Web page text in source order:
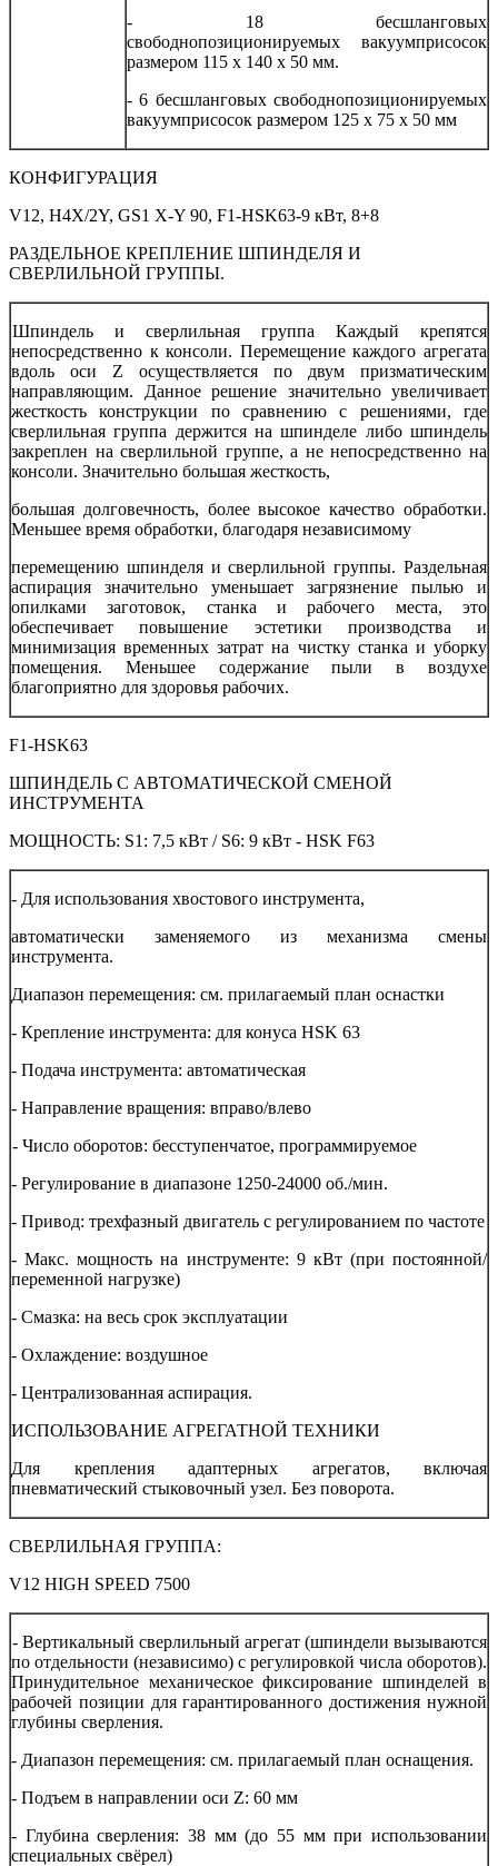
- 18 бесшланговых
свободнопозиционируемых вакуумприсосок
размером 115 х 140 х 50 мм.
- 6 бесшланговых свободнопозиционируемых
вакуумприсосок размером 125 х 75 х 50 мм
КОНФИГУРАЦИЯ
V12, H4Х/2Y, GS1 Х-Y 90, F1-HSK63-9 кВт, 8+8
РАЗДЕЛЬНОЕ КРЕПЛЕНИЕ ШПИНДЕЛЯ И
СВЕРЛИЛЬНОЙ ГРУППЫ.
Шпиндель и сверлильная группа Каждый крепятся
непосредственно к консоли. Перемещение каждого агрегата
вдоль оси Z осуществляется по двум призматическим
направляющим. Данное решение значительно увеличивает
жесткость конструкции по сравнению с решениями, где
сверлильная группа держится на шпинделе либо шпиндель
закреплен на сверлильной группе, а не непосредственно на
консоли. Значительно большая жесткость,
большая долговечность, более высокое качество обработки.
Меньшее время обработки, благодаря независимому
перемещению шпинделя и сверлильной группы. Раздельная
аспирация значительно уменьшает загрязнение пылью и
опилками заготовок, станка и рабочего места, это
обеспечивает повышение эстетики производства и
минимизация временных затрат на чистку станка и уборку
помещения. Меньшее содержание пыли в воздухе
благоприятно для здоровья рабочих.
F1-HSK63
ШПИНДЕЛЬ С АВТОМАТИЧЕСКОЙ СМЕНОЙ
ИНСТРУМЕНТА
МОЩНОСТЬ: S1: 7,5 кВт / S6: 9 кВт - HSK F63
- Для использования хвостового инструмента,
автоматически заменяемого из механизма смены
инструмента.
Диапазон перемещения: см. прилагаемый план оснастки
- Крепление инструмента: для конуса HSK 63
- Подача инструмента: автоматическая
- Направление вращения: вправо/влево
- Число оборотов: бесступенчатое, программируемое
- Регулирование в диапазоне 1250-24000 об./мин.
- Привод: трехфазный двигатель с регулированием по частоте
- Макс. мощность на инструменте: 9 кВт (при постоянной/
переменной нагрузке)
- Смазка: на весь срок эксплуатации
- Охлаждение: воздушное
- Централизованная аспирация.
ИСПОЛЬЗОВАНИЕ АГРЕГАТНОЙ ТЕХНИКИ
Для крепления адаптерных агрегатов, включая
пневматический стыковочный узел. Без поворота.
СВЕРЛИЛЬНАЯ ГРУППА:
V12 HIGH SPEED 7500
- Вертикальный сверлильный агрегат (шпиндели вызываются
по отдельности (независимо) с регулировкой числа оборотов).
Принудительное механическое фиксирование шпинделей в
рабочей позиции для гарантированного достижения нужной
глубины сверления.
- Диапазон перемещения: см. прилагаемый план оснащения.
- Подъем в направлении оси Z: 60 мм
- Глубина сверления: 38 мм (до 55 мм при использовании
специальных свёрел)